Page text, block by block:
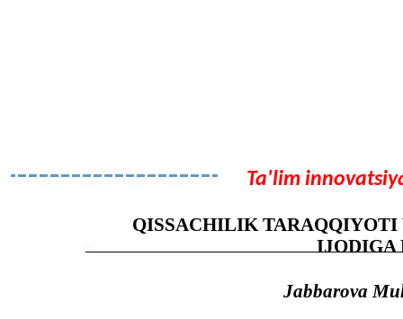
Ta'lim
QISSACHILIK TARAQQIYOTI
IJODIGA
Jabbarova